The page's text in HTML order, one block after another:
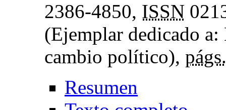
2386-4850, ISSN
(Ejemplar dedicado a:
cambio político), págs.
Resumen